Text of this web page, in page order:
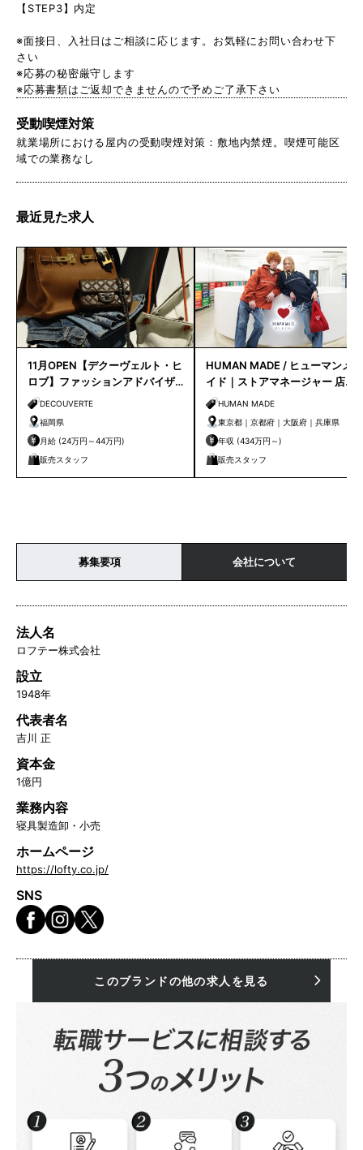
【STEP3】内定
※面接日、入社日はご相談に応じます。お気軽にお問い合わせ下
さい
※応募の秘密厳守します
※応募書類はご返却できませんので予めご了承下さい
受動喫煙対策
就業場所における屋内の受動喫煙対策：敷地内禁煙。喫煙可能区
域での業務なし
最近見た求人
11月OPEN【デクーヴェルト・ヒ
ロブ】ファッションアドバイザ
ー｜天神店
DECOUVERTE
福岡県
月給 (24万円～44万円)
販売スタッフ
HUMAN MADE / ヒューマンメ
イド｜ストアマネージャー 店長
候補HUMAN MADE
東京都｜京都府｜大阪府｜兵庫県
年収 (434万円～)
販売スタッフ
募集要項 会社について
法人名
ロフテー株式会社
設立
1948年
代表者名
吉川 正
資本金
1億円
業務内容
寝具製造卸・小売
ホームページ
https://lofty.co.jp/
SNS
このブランドの他の求人を見る